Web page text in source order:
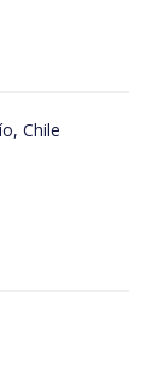
Chile